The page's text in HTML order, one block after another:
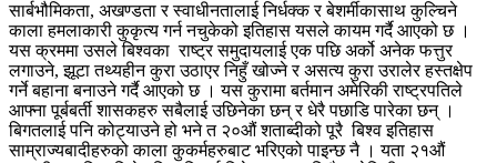
सार्बभौमिकता, अखण्डता र स्वाधीनतालाई निर्धक्क र बेशर्मीकासाथ कुल्चिने
काला हमलाकारी कुकृत्य गर्न नचुकेको इतिहास यसले कायम गर्दै आएको छ ।
यस क्रममा उसले बिश्वका राष्ट्र समुदायलाई एक पछि अर्को अनेक फत्तुर
लगाउने, झूटा तथ्यहीन कुरा उठाएर निहुँ खोज्ने र असत्य कुरा उरालेर हस्तक्षेप
गर्ने बहाना बनाउने गर्दै आएको छ । यस कुरामा बर्तमान अमेरिकी राष्ट्रपतिले
आफ्ना पूर्बबर्ती शासकहरु सबैलाई उछिनेका छन् र धेरै पछाडि पारेका छन् ।
बिगतलाई पनि कोट्याउने हो भने त २०औं शताब्दीको पूरै बिश्व इतिहास
साम्राज्यबादीहरुको काला कुकर्महरुबाट भरिएको पाइन्छ नै । यता २१औं